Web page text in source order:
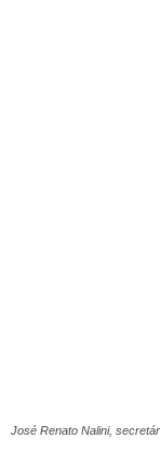
José Renato Nalini,